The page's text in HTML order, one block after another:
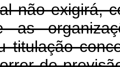
não exigirá,
as
titulação